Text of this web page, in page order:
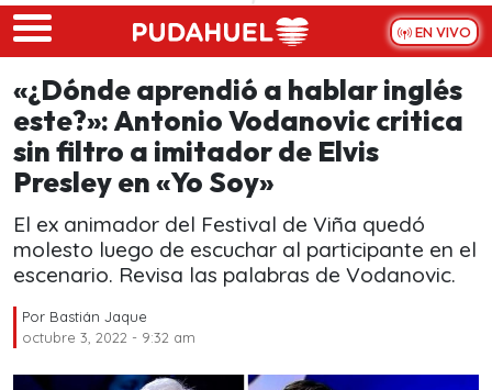
Skip to main content
EN VIVO
«¿Dónde aprendió a hablar inglés
este?»: Antonio Vodanovic critica
sin filtro a imitador de Elvis
Presley en «Yo Soy»
El ex animador del Festival de Viña quedó
molesto luego de escuchar al participante en el
escenario. Revisa las palabras de Vodanovic.
Por Bastián Jaque
octubre 3, 2022 - 9:32 am